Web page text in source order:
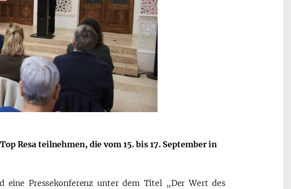
Resa teilnehmen, die vom 15. bis 17. September in
eine Pressekonferenz unter dem Titel „Der Wert des